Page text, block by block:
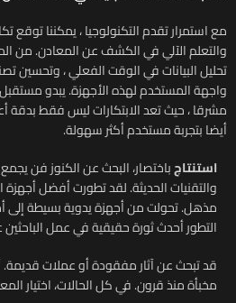
مع استمرار تقدم التكنولوجيا ، يمكننا توقع
والتعلم الآلي في الكشف عن المعادن. من
تحليل البيانات في الوقت الفعلي ، وتحسين
واجهة المستخدم لهذه الأجهزة. يبدو
مشرقا ، حيث تعد الابتكارات ليس فقط بدقة
أيضا بتجربة مستخدم أكثر سهولة.
استنتاجباختصار، البحث عن الكنوز فن
والتقنيات الحديثة. لقد تطورت أفضل
مذهل. تحولت من أجهزة يدوية بسيطة إلى
التطور أحدث ثورة حقيقية في عمل الباحثين
قد تبحث عن آثار مفقودة أو عملات قديمة.
مخبأة منذ قرون. في كل الحالات، اختيار